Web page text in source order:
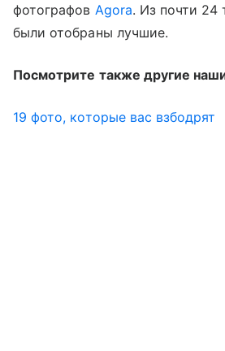
фотографов Agora. Из почти 24
были отобраны лучшие.
Посмотрите также другие
19 фото, которые вас взбодрят